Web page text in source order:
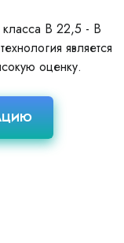
класса В 22,5 - В
является
оценку.